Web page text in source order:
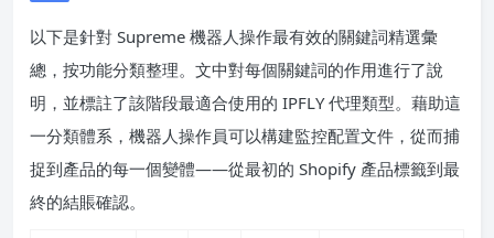
以下是針對 Supreme 機器人操作最有效的關鍵詞精選彙
總，按功能分類整理。文中對每個關鍵詞的作用進行了說
明，並標註了該階段最適合使用的 IPFLY 代理類型。藉助這
一分類體系，機器人操作員可以構建監控配置文件，從而捕
捉到產品的每一個變體——從最初的 Shopify 產品標籤到最
終的結賬確認。